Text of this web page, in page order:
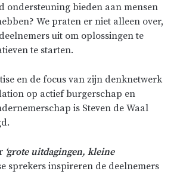
ondersteuning bieden aan mensen
We praten er niet alleen over,
uit om oplossingen te
te starten.
en de focus van zijn denknetwerk
op actief burgerschap en
is Steven de Waal
‘grote uitdagingen, kleine
sprekers inspireren de deelnemers